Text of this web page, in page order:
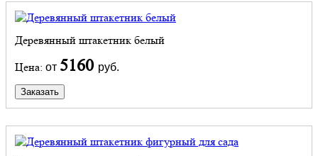
Деревянный штакетник белый
Цена: от 5160 руб.
Заказать